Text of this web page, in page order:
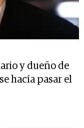
y dueño de
hacía pasar el